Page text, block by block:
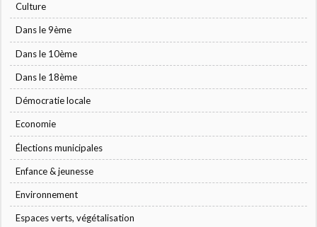
Culture
Dans le 9ème
Dans le 10ème
Dans le 18ème
Démocratie locale
Economie
Élections municipales
Enfance & jeunesse
Environnement
Espaces verts, végétalisation